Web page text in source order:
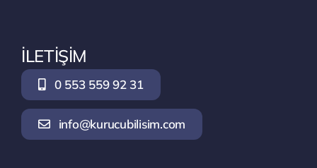
İLETİŞİM
0 553 559 92 31
info@kurucubilisim.com